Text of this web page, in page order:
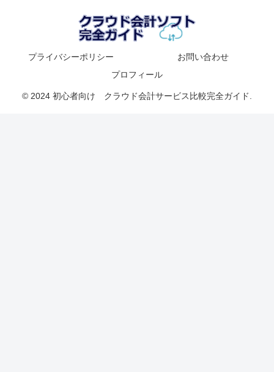
プライバシーポリシー
お問い合わせ
プロフィール
© 2024 初心者向け クラウド会計サービス比較完全ガイド.